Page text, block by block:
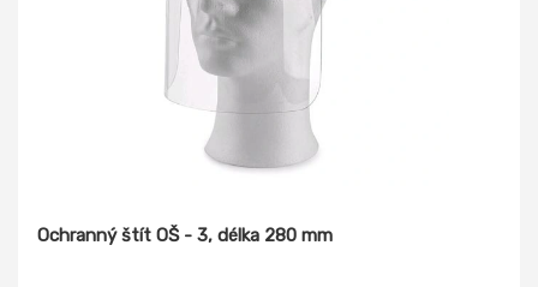
Ochranný štít OŠ - 3, délka 280 mm